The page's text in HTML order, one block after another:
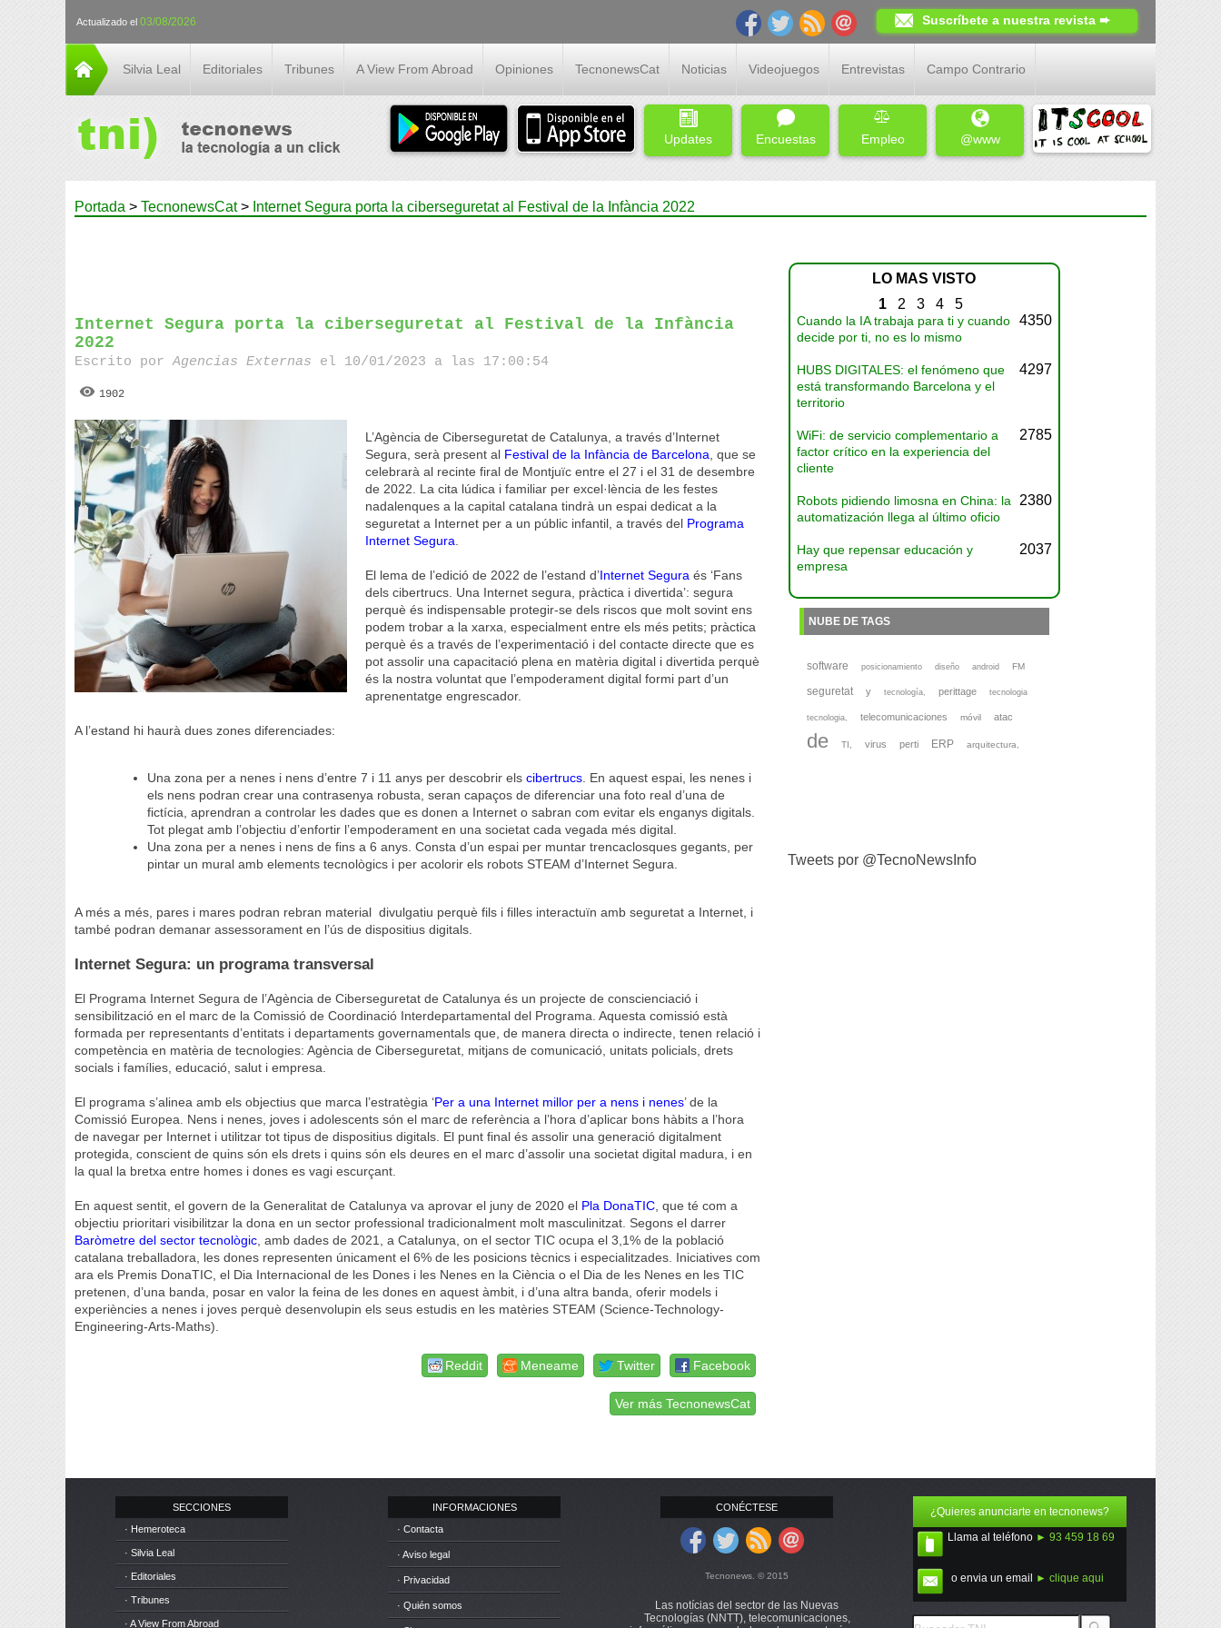
Actualizado el 03/08/2026 Suscríbete a nuestra revista ➨
Silvia Leal Editoriales Tribunes A View From Abroad Opiniones TecnonewsCat Noticias Videojuegos Entrevistas Campo Contrario
Updates Encuestas Empleo @www
Portada > TecnonewsCat > Internet Segura porta la ciberseguretat al Festival de la Infància 2022
Internet Segura porta la ciberseguretat al Festival de la Infància
2022
Escrito porAgencias Externas el 10/01/2023 a las 17:00:54
1902
L’Agència de Ciberseguretat de Catalunya, a través d’Internet
Segura, serà present al Festival de la Infància de Barcelona , que se
celebrarà al recinte firal de Montjuïc entre el 27 i el 31 de desembre
de 2022. La cita lúdica i familiar per excel·lència de les festes
nadalenques a la capital catalana tindrà un espai dedicat a la
seguretat a Internet per a un públic infantil, a través del Programa
Internet Segura
El lema de l’edició de 2022 de l’estand d’Internet Segura és ‘Fans
dels cibertrucs. Una Internet segura, pràctica i divertida’: segura
perquè és indispensable protegir-se dels riscos que molt sovint ens
podem trobar a la xarxa, especialment entre els més petits; pràctica
perquè és a través de l’experimentació i del contacte directe que es
pot assolir una capacitació plena en matèria digital i divertida perquè
és la nostra voluntat que l’empoderament digital formi part d’un
aprenentatge engrescador.
A l’estand hi haurà dues zones diferenciades:
Una zona per a nenes i nens d’entre 7 i 11 anys per descobrir elscibertrucs. En aquest espai, les nenes i
els nens podran crear una contrasenya robusta, seran capaços de diferenciar una foto real d’una de
fictícia, aprendran a controlar les dades que es donen a Internet o sabran com evitar els enganys digitals.
Tot plegat amb l’objectiu d’enfortir l’empoderament en una societat cada vegada més digital.
Una zona per a nenes i nens de fins a 6 anys. Consta d’un espai per muntar trencaclosques gegants, per
pintar un mural amb elements tecnològics i per acolorir els robots STEAM d’Internet Segura.
A més a més, pares i mares podran rebran material divulgatiu perquè fils i filles interactuïn amb seguretat a Internet, i
també podran demanar assessorament en l’ús de dispositius digitals.
Internet Segura: un programa transversal
El Programa Internet Segura de l’Agència de Ciberseguretat de Catalunya és un projecte de conscienciació i
sensibilització en el marc de la Comissió de Coordinació Interdepartamental del Programa. Aquesta comissió està
formada per representants d’entitats i departaments governamentals que, de manera directa o indirecte, tenen relació i
competència en matèria de tecnologies: Agència de Ciberseguretat, mitjans de comunicació, unitats policials, drets
socials i famílies, educació, salut i empresa.
El programa s’alinea amb els objectius que marca l’estratègia ‘Per a una Internet millor per a nens i nenes’ de la
Comissió Europea. Nens i nenes, joves i adolescents són el marc de referència a l’hora d’aplicar bons hàbits a l’hora
de navegar per Internet i utilitzar tot tipus de dispositius digitals. El punt final és assolir una generació digitalment
protegida, conscient de quins són els drets i quins són els deures en el marc d’assolir una societat digital madura, i en
la qual la bretxa entre homes i dones es vagi escurçant.
En aquest sentit, el govern de la Generalitat de Catalunya va aprovar el juny de 2020 el Pla DonaTIC , que té com a
objectiu prioritari visibilitzar la dona en un sector professional tradicionalment molt masculinitzat. Segons el darrer
Baròmetre del sector tecnològic , amb dades de 2021, a Catalunya, on el sector TIC ocupa el 3,1% de la població
catalana treballadora, les dones representen únicament el 6% de les posicions tècnics i especialitzades. Iniciatives com
ara els Premis DonaTIC, el Dia Internacional de les Dones i les Nenes en la Ciència o el Dia de les Nenes en les TIC
pretenen, d’una banda, posar en valor la feina de les dones en aquest àmbit, i d’una altra banda, oferir models i
experiències a nenes i joves perquè desenvolupin els seus estudis en les matèries STEAM (Science-Technology-
Engineering-Arts-Maths).
Facebook
Twitter
Meneame
Reddit
Ver más TecnonewsCat
LO MAS VISTO
1 2 3 4 5
Cuando la IA trabaja para ti y cuando
decide por ti, no es lo mismo
4350
HUBS DIGITALES: el fenómeno que
está transformando Barcelona y el
territorio
4297
WiFi: de servicio complementario a
factor crítico en la experiencia del
cliente
2785
Robots pidiendo limosna en China: la
automatización llega al último oficio
2380
Hay que repensar educación y
empresa
2037
NUBE DE TAGS
software posicionamiento diseño android FM
seguretat y tecnología, perittage tecnologia
tecnologia, telecomunicaciones móvil atac
de TI, virus perti ERP arquitectura,
Tweets por @TecnoNewsInfo
SECCIONES
· Hemeroteca
· Silvia Leal
· Editoriales
· Tribunes
· A View From Abroad
INFORMACIONES
· Contacta
· Aviso legal
· Privacidad
· Quién somos
CONÉCTESE
Tecnonews. © 2015
Las notícias del sector de las Nuevas
Tecnologías (NNTT), telecomunicaciones,
¿Quieres anunciarte en tecnonews?
Llama al teléfono ► 93 459 18 69
o envia un email ► clique aqui